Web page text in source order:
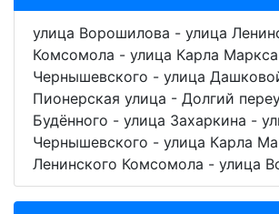
улица Ворошилова - улица
Комсомола - улица Карла
Чернышевского - улица
Пионерская улица - Долгий
Будённого - улица Захаркина -
Чернышевского - улица Карла
Ленинского Комсомола - улица